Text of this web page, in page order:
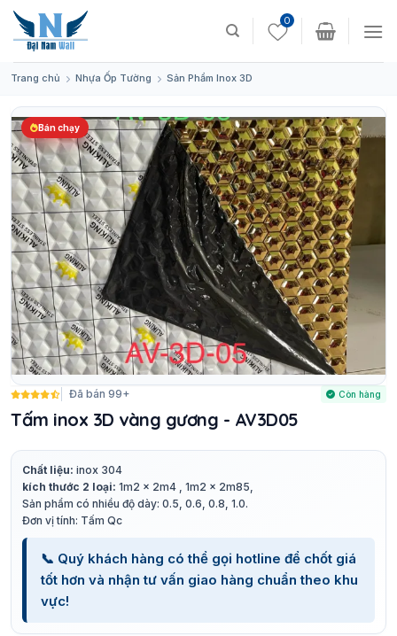
Skip
content
0
Trang chủ Nhựa Ốp Tường Sản Phẩm Inox 3D
Bán chạy
Đã bán 99+ Còn hàng
Tấm inox 3D vàng gương - AV3D05
Chất liệu: inox 304
kích thước 2 loại: 1m2 x 2m4 , 1m2 x 2m85,
Sản phẩm có nhiều độ dày: 0.5, 0.6, 0.8, 1.0.
Đơn vị tính: Tấm Qc
📞 Quý khách hàng có thể gọi hotline để chốt giá
tốt hơn và nhận tư vấn giao hàng chuẩn theo khu
vực!